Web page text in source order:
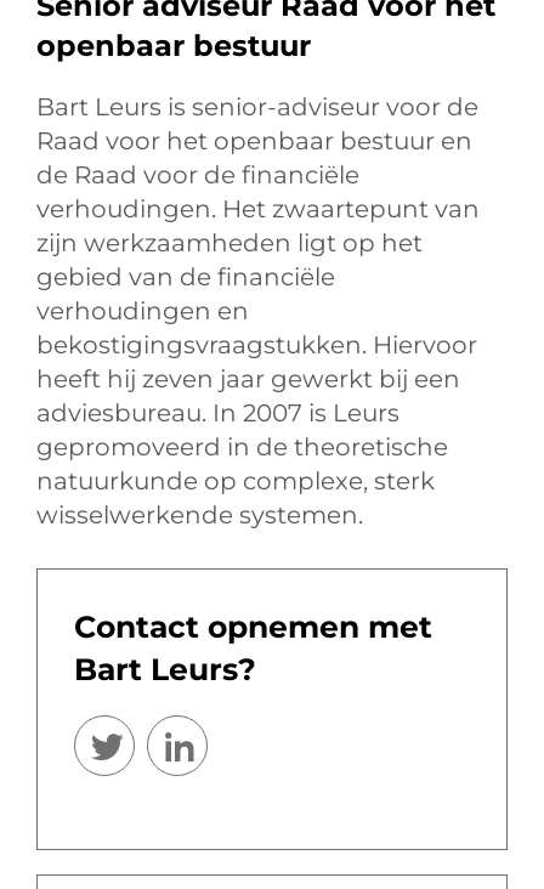
openbaar bestuur
Bart Leurs is senior-adviseur voor de
Raad voor het openbaar bestuur en
de Raad voor de financiële
verhoudingen. Het zwaartepunt van
zijn werkzaamheden ligt op het
gebied van de financiële
verhoudingen en
bekostigingsvraagstukken. Hiervoor
heeft hij zeven jaar gewerkt bij een
adviesbureau. In 2007 is Leurs
gepromoveerd in de theoretische
natuurkunde op complexe, sterk
wisselwerkende systemen.
Contact opnemen met
Bart Leurs?